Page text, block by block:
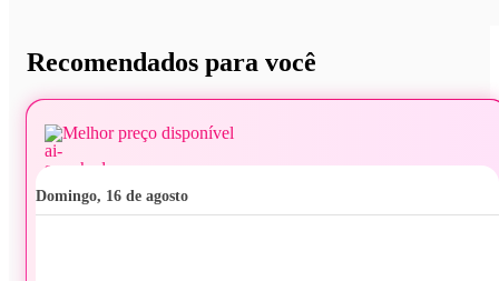
Recomendados para você
Melhor preço disponível
domingo, 16 de agosto